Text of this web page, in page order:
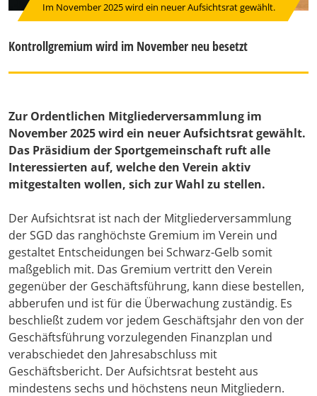
Im November 2025 wird ein neuer Aufsichtsrat gewählt.
Kontrollgremium wird im November neu besetzt
Zur Ordentlichen Mitgliederversammlung im
November 2025 wird ein neuer Aufsichtsrat gewählt.
Das Präsidium der Sportgemeinschaft ruft alle
Interessierten auf, welche den Verein aktiv
mitgestalten wollen, sich zur Wahl zu stellen.
Der Aufsichtsrat ist nach der Mitgliederversammlung
der SGD das ranghöchste Gremium im Verein und
gestaltet Entscheidungen bei Schwarz-Gelb somit
maßgeblich mit. Das Gremium vertritt den Verein
gegenüber der Geschäftsführung, kann diese bestellen,
abberufen und ist für die Überwachung zuständig. Es
beschließt zudem vor jedem Geschäftsjahr den von der
Geschäftsführung vorzulegenden Finanzplan und
verabschiedet den Jahresabschluss mit
Geschäftsbericht. Der Aufsichtsrat besteht aus
mindestens sechs und höchstens neun Mitgliedern.